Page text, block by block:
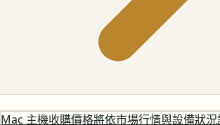
Mac 主機收購價格將依市場行情與設備狀